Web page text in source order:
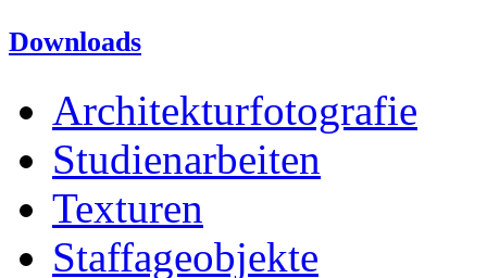
Downloads
Architekturfotografie
Studienarbeiten
Texturen
Staffageobjekte